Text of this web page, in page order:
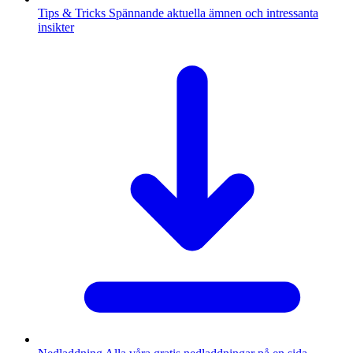
Tips & Tricks Spännande aktuella ämnen och intressanta
insikter